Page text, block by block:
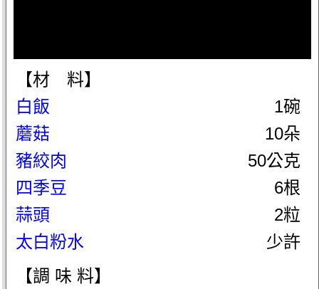
【材 料】
白飯
1碗
蘑菇
10朵
豬絞肉
50公克
四季豆
6根
蒜頭
2粒
太白粉水
少許
【調 味 料】